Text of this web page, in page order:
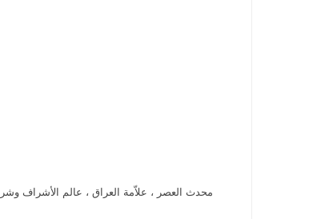
محدث العصر ، علاّمة العراق ، عالم الأشراف